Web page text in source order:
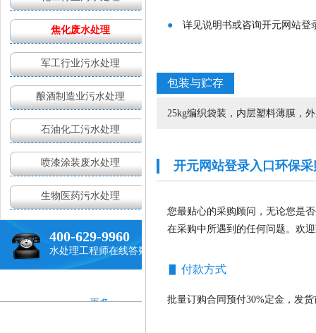
现状无法满足需求
焦化废水处理
军工行业污水处理
酿酒制造业污水处理
石油化工污水处理
喷漆涂装废水处理
生物医药污水处理
400-629-9960
水处理工程师在线答疑
更多+
● 详见说明书或咨询开元网站登
包装与贮存
25kg编织袋装，内层塑料薄膜，
开元网站登录入口环保
您最贴心的采购顾问，无论您是
在采购中所遇到的任何问题。欢
▋ 付款方式
批量订购合同预付30%定金，发